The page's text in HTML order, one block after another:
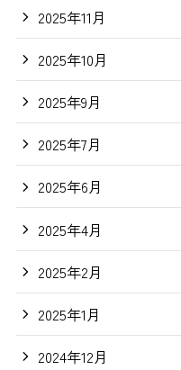
2025年11月
2025年10月
2025年9月
2025年7月
2025年6月
2025年4月
2025年2月
2025年1月
2024年12月